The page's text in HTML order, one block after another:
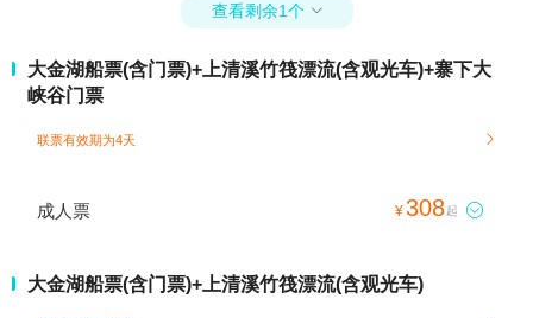
查看剩余1个 
大金湖船票(含门票)+上清溪竹筏漂流(含观光车)+寨下大
峡谷门票
联票有效期为4天 
成人票 ¥308起 
大金湖船票(含门票)+上清溪竹筏漂流(含观光车)